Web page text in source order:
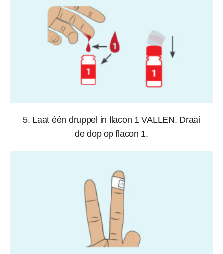
5. Laat één druppel in flacon 1 VALLEN. Draai
de dop op flacon 1.